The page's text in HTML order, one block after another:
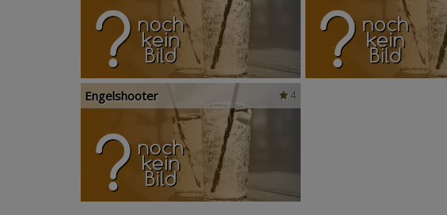
4
Engelshooter